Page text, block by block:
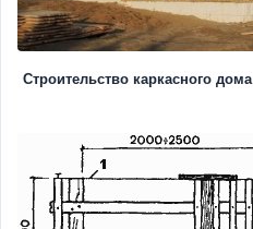
Строительство каркасного дома